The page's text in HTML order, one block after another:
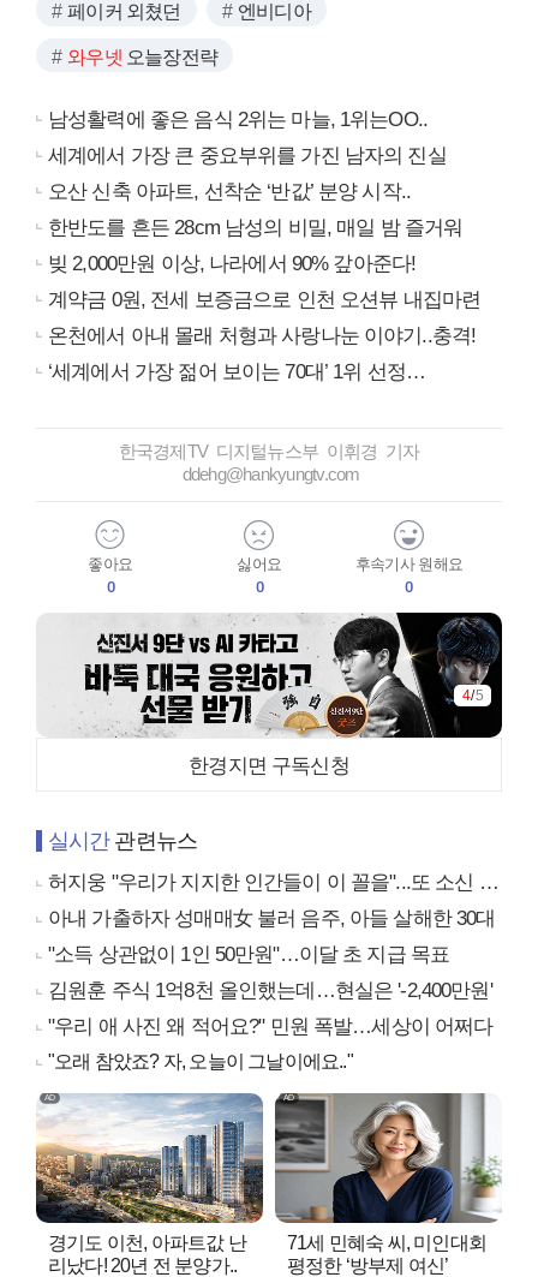
페이커 외쳤던 엔비디아
와우넷 오늘장전략
남성활력에 좋은 음식 2위는 마늘, 1위는OO..
세계에서 가장 큰 중요부위를 가진 남자의 진실
오산 신축 아파트, 선착순 ‘반값’ 분양 시작..
한반도를 흔든 28cm 남성의 비밀, 매일 밤 즐거워
빚 2,000만원 이상, 나라에서 90% 갚아준다!
계약금 0원, 전세 보증금으로 인천 오션뷰 내집마련
온천에서 아내 몰래 처형과 사랑나눈 이야기..충격!
‘세계에서 가장 젊어 보이는 70대’ 1위 선정…
한국경제TV 디지털뉴스부 이휘경 기자
ddehg@hankyungtv.com
좋아요
0
싫어요
0
후속기사 원해요
0
4/5
한경지면 구독신청
실시간관련뉴스
허지웅 "우리가 지지한 인간들이 이 꼴을"...또 소신 발언
아내 가출하자 성매매女 불러 음주, 아들 살해한 30대
"소득 상관없이 1인 50만원"…이달 초 지급 목표
김원훈 주식 1억8천 올인했는데…현실은 '-2,400만원'
"우리 애 사진 왜 적어요?" 민원 폭발…세상이 어쩌다
"오래 참았죠? 자, 오늘이 그날이에요.."
경기도 이천, 아파트값 난
리났다! 20년 전 분양가..
71세 민혜숙 씨, 미인대회
평정한 ‘방부제 여신’